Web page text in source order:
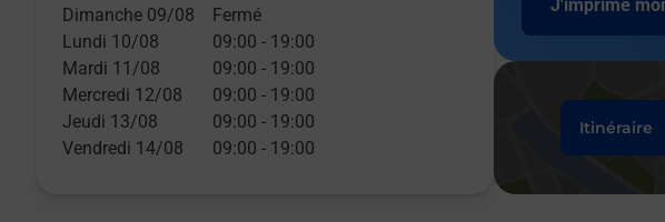
Dimanche 09/08
Fermé
Lundi 10/08
09:00 - 19:00
Mardi 11/08
09:00 - 19:00
Mercredi 12/08
09:00 - 19:00
Jeudi 13/08
09:00 - 19:00
Vendredi 14/08
09:00 - 19:00
J'imprime
Itinéraire